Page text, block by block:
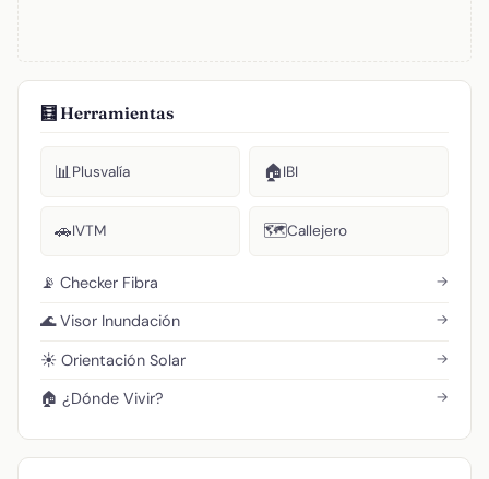
🧮 Herramientas
📊Plusvalía 🏠IBI
🚗IVTM 🗺️Callejero
📡 Checker Fibra →
🌊 Visor Inundación →
☀️ Orientación Solar →
🏠 ¿Dónde Vivir? →